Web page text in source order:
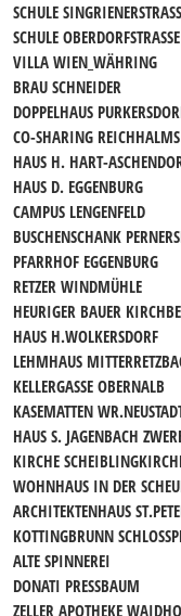
SCHULE
SCHULE OBERDORFSTRASSE
VILLA WIEN_WÄHRING
BRAU SCHNEIDER
DOPPELHAUS
CO-SHARING REICHHALMS
HAUS H. HART-
HAUS D. EGGENBURG
CAMPUS LENGENFELD
BUSCHENSCHANK
PFARRHOF EGGENBURG
RETZER WINDMÜHLE
HEURIGER BAUER
HAUS H.WOLKERSDORF
LEHMHAUS
KELLERGASSE OBERNALB
KASEMATTEN
HAUS S. JAGENBACH
KIRCHE
WOHNHAUS IN DER
ARCHITEKTENHAUS
KOTTINGBRUNN
ALTE SPINNEREI
DONATI PRESSBAUM
ZELLER APOTHEKE